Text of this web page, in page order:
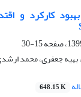
کارکرد و
15-30
جعفری، محمد
648.15 K